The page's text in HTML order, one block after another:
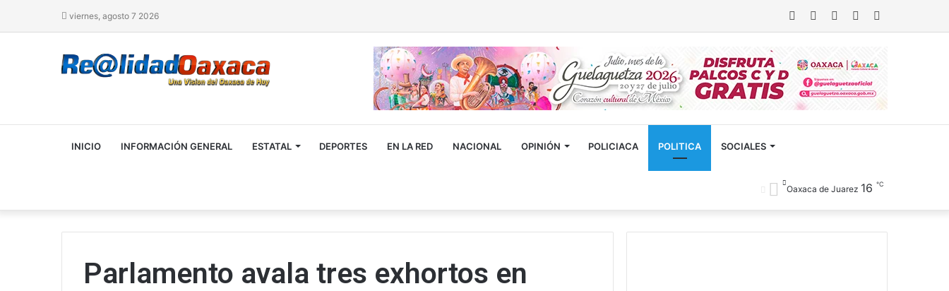
viernes, agosto 7 2026 Artículo
YouTube
Twitter
Facebook
INICIO INFORMACIÓN GENERAL ESTATAL DEPORTES EN LA RED NACIONAL OPINIÓN POLICIACA POLITICA SOCIALES
Oaxaca de Juarez 16 ℃
Parlamento avala tres exhortos en